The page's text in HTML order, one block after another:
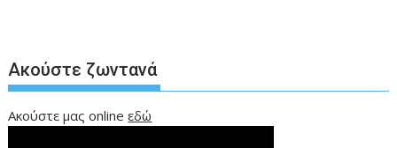
Ακούστε ζωντανά
Ακούστε μας onlineεδώ